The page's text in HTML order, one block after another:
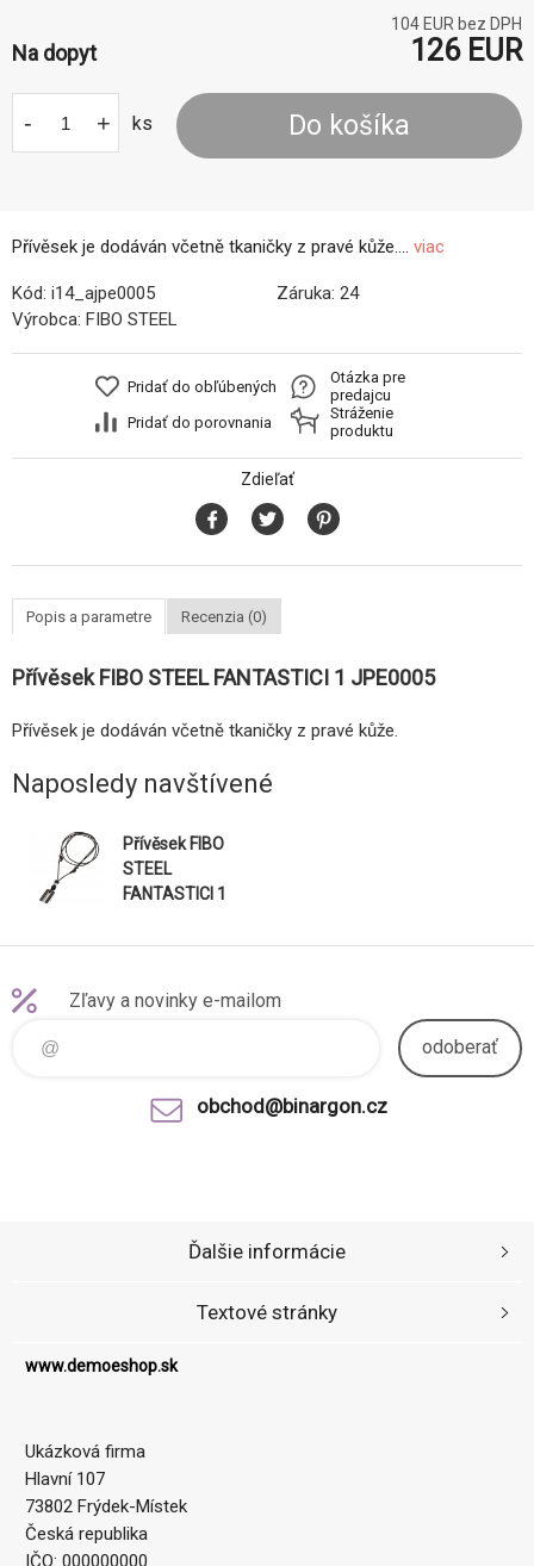
Přívěsek je dodáván včetně tkaničky z pravé kůže.... viac
104 EUR bez DPH
Na dopyt 126EUR
- + ks Do košíka
Kód: i14_ajpe0005 Záruka: 24
Výrobca: FIBO STEEL
Pridať do obľúbených
Pridať do porovnania
Otázka pre
predajcu
Stráženie
produktu
Zdieľať
Popis a parametre Recenzia (0)
Přívěsek FIBO STEEL FANTASTICI 1 JPE0005
Přívěsek je dodáván včetně tkaničky z pravé kůže.
Naposledy navštívené
Přívěsek FIBO
STEEL
FANTASTICI 1
Zľavy a novinky e-mailom
odoberať
obchod@binargon.cz
www.demoeshop.sk
Ukázková firma
Hlavní 107
73802 Frýdek-Místek
Česká republika
IČO: 000000000
Ďalšie informácie
Textové stránky